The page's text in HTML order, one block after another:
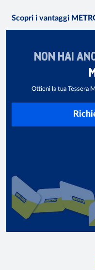
Scopri i vantaggi
NON HAI
Ottieni la tua Tessera